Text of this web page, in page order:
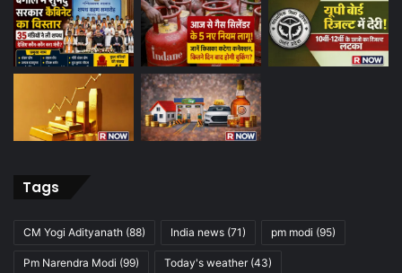
Tags
CM Yogi Adityanath (88) India news (71) pm modi (95)
Pm Narendra Modi (99) Today's weather(43)